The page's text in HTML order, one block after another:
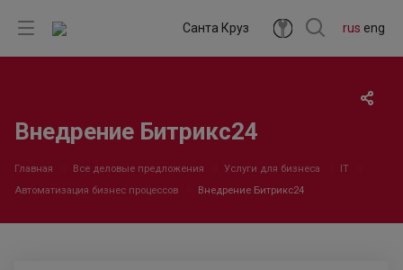
rus eng
Санта Круз
Внедрение Битрикс24
Главная Все деловые предложения Услуги для бизнеса
IT
Автоматизация бизнес процессов
Внедрение Битрикс24